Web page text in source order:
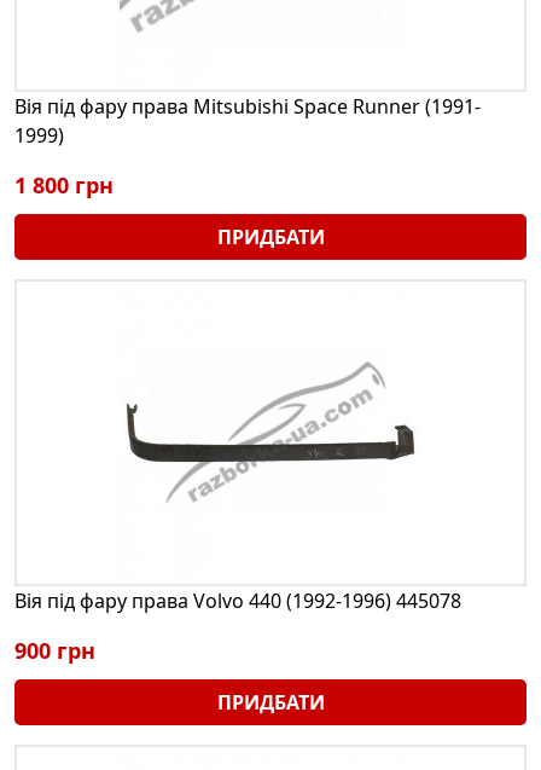
Вія під фару права Mitsubishi Space Runner (1991-
1999)
1 800 грн
ПРИДБАТИ
Вія під фару права Volvo 440 (1992-1996) 445078
900 грн
ПРИДБАТИ